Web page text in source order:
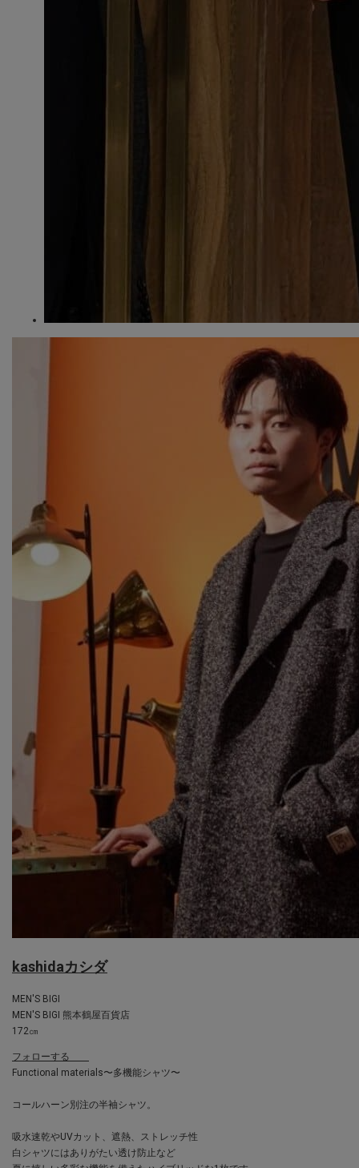
kashidaカシダ
MEN'S BIGI
MEN'S BIGI 熊本鶴屋百貨店
172㎝
フォローする
Functional materials〜多機能シャツ〜
コールハーン別注の半袖シャツ。
吸水速乾やUVカット、遮熱、ストレッチ性
白シャツにはありがたい透け防止など